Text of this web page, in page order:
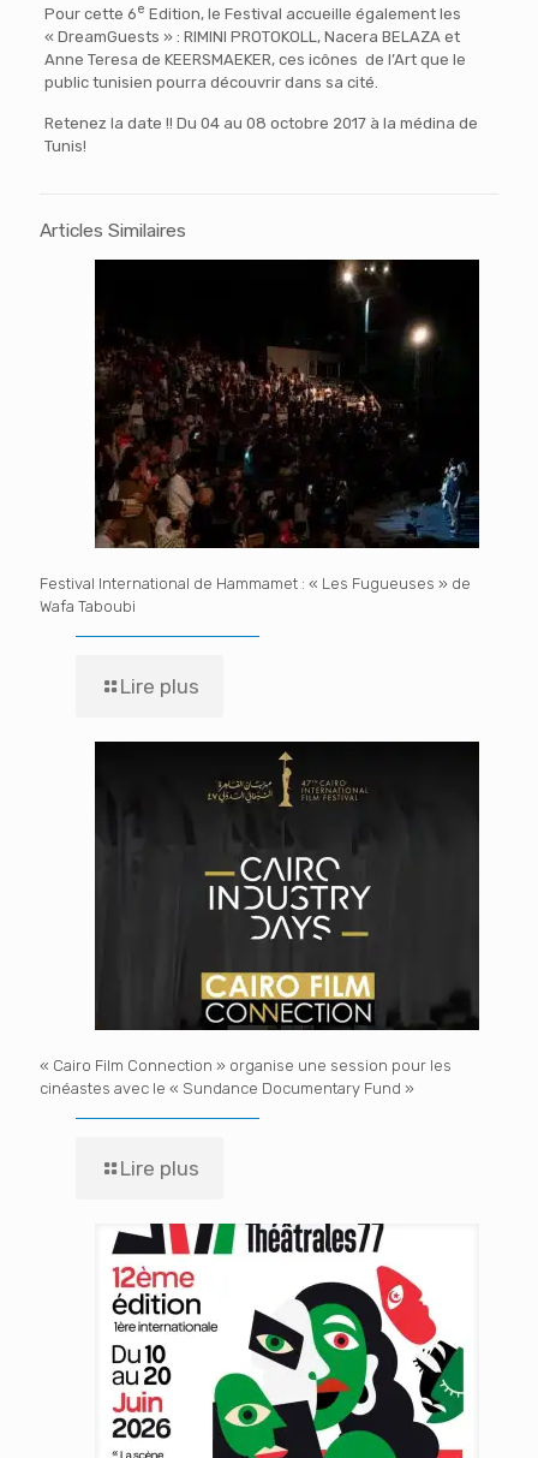
Pour cette 6e Edition, le Festival accueille également les
« DreamGuests » : RIMINI PROTOKOLL, Nacera BELAZA et
Anne Teresa de KEERSMAEKER, ces icônes de l’Art que le
public tunisien pourra découvrir dans sa cité.
Retenez la date !! Du 04 au 08 octobre 2017 à la médina de
Tunis!
Articles Similaires
Festival International de Hammamet : « Les Fugueuses » de
Wafa Taboubi
Lire plus
« Cairo Film Connection » organise une session pour les
cinéastes avec le « Sundance Documentary Fund »
Lire plus